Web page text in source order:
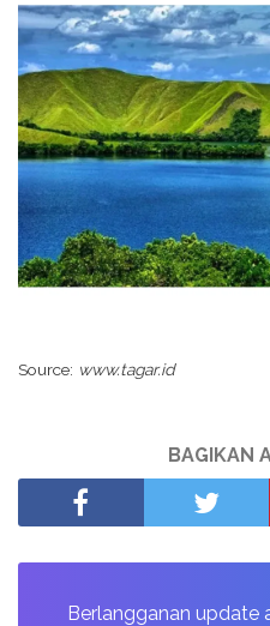
Source: www.tagar.id
BAGIKAN
Berlangganan update